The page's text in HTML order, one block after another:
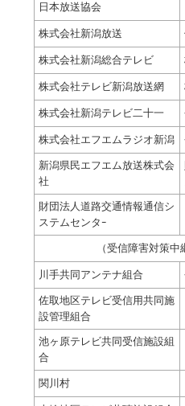
日本放送協会
株式会社新潟放送
株式会社新潟総合テレビ
株式会社テレビ新潟放送網
株式会社新潟テレビ二十一
株式会社エフエムラジオ新潟
新潟県民エフエム放送株式会
社
財団法人道路交通情報通信シ
ステムセンタｰ
（受信障害対策中
川手共同アンテナ組合
佐取地区テレビ受信用共同施
設管理組合
池ヶ原テレビ共同受信施設組
合
関川村